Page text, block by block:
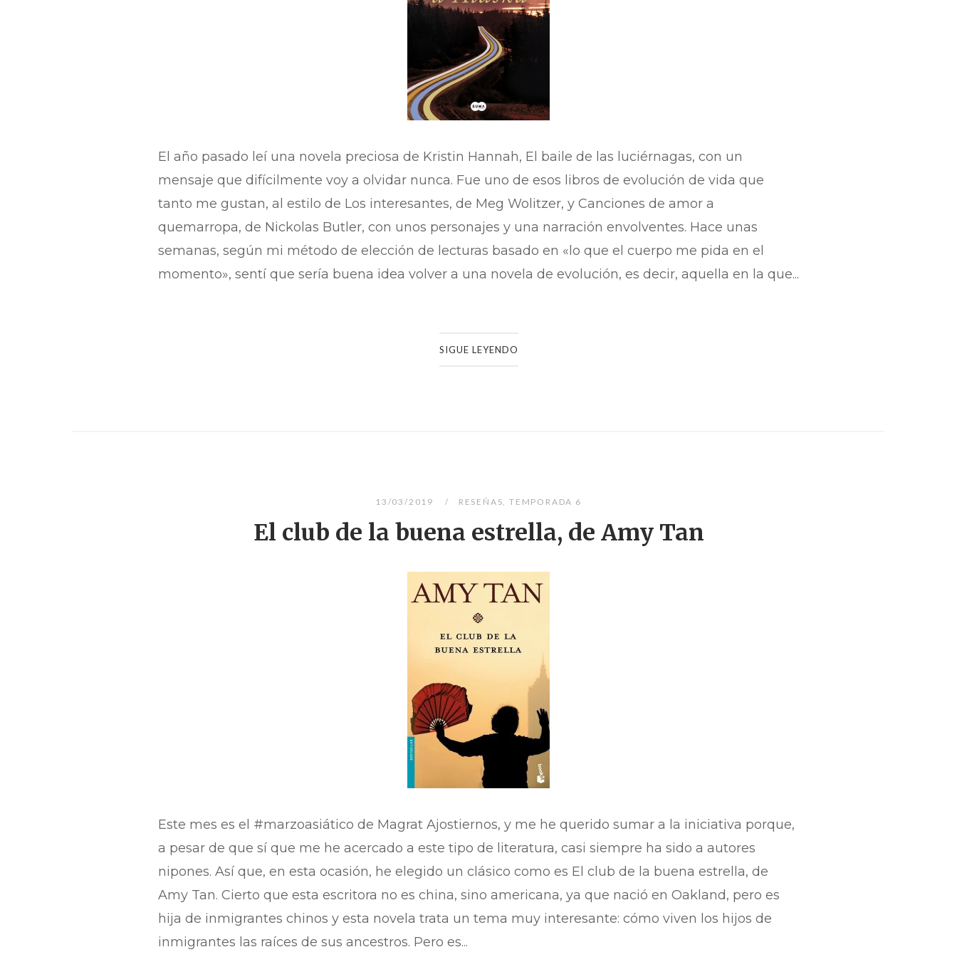
El año pasado leí una novela preciosa de Kristin Hannah, El baile de las luciérnagas, con un
mensaje que difícilmente voy a olvidar nunca. Fue uno de esos libros de evolución de vida que
tanto me gustan, al estilo de Los interesantes, de Meg Wolitzer, y Canciones de amor a
quemarropa, de Nickolas Butler, con unos personajes y una narración envolventes. Hace unas
semanas, según mi método de elección de lecturas basado en «lo que el cuerpo me pida en el
momento», sentí que sería buena idea volver a una novela de evolución, es decir, aquella en la que...
SIGUE LEYENDO
13/03/2019 RESEÑAS,TEMPORADA 6
El club de la buena estrella, de Amy Tan
Este mes es el #marzoasiático de Magrat Ajostiernos, y me he querido sumar a la iniciativa porque,
a pesar de que sí que me he acercado a este tipo de literatura, casi siempre ha sido a autores
nipones. Así que, en esta ocasión, he elegido un clásico como es El club de la buena estrella, de
Amy Tan. Cierto que esta escritora no es china, sino americana, ya que nació en Oakland, pero es
hija de inmigrantes chinos y esta novela trata un tema muy interesante: cómo viven los hijos de
inmigrantes las raíces de sus ancestros. Pero es...